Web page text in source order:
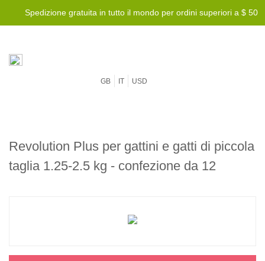
Spedizione gratuita in tutto il mondo per ordini superiori a $ 50
GB IT USD
Revolution Plus per gattini e gatti di piccola
taglia 1.25-2.5 kg - confezione da 12